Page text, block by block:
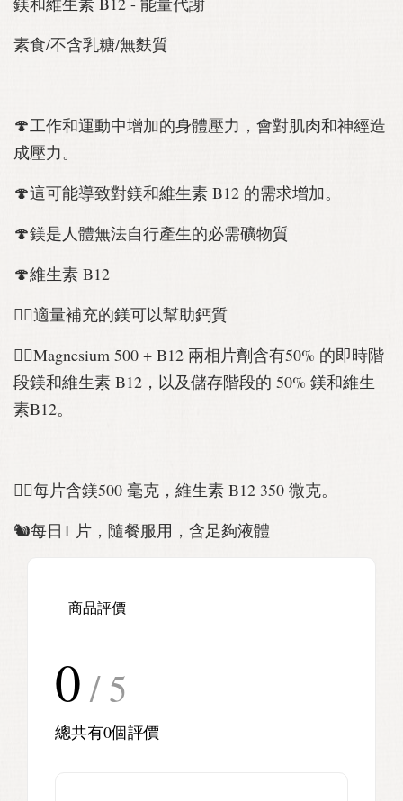
素食/不含乳糖/無麩質
🍄工作和運動中增加的身體壓力，會對肌肉和神經造
成壓力。
🍄這可能導致對鎂和維生素 B12 的需求增加。
🍄鎂是人體無法自行產生的必需礦物質
🍄維生素 B12
🏋‍♀適量補充的鎂可以幫助鈣質
🏋‍♀Magnesium 500 + B12 兩相片劑含有50% 的即時階
段鎂和維生素 B12，以及儲存階段的 50% 鎂和維生
素B12。
🏋‍♀每片含鎂500 毫克，維生素 B12 350 微克。
🐿每日1 片，隨餐服用，含足夠液體
商品評價
0 / 5
總共有0個評價